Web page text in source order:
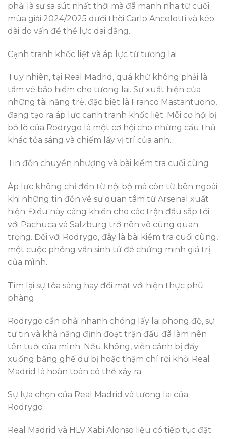
phải là sự sa sút nhất thời mà đã manh nha từ cuối
mùa giải 2024/2025 dưới thời Carlo Ancelotti và kéo
dài do vấn đề thể lực dai dẳng.
Cạnh tranh khốc liệt và áp lực từ tương lai
Tuy nhiên, tại Real Madrid, quá khứ không phải là
tấm vé bảo hiểm cho tương lai. Sự xuất hiện của
những tài năng trẻ, đặc biệt là Franco Mastantuono,
đang tạo ra áp lực cạnh tranh khốc liệt. Mỗi cơ hội bị
bỏ lỡ của Rodrygo là một cơ hội cho những cầu thủ
khác tỏa sáng và chiếm lấy vị trí của anh.
Tin đồn chuyển nhượng và bài kiểm tra cuối cùng
Áp lực không chỉ đến từ nội bộ mà còn từ bên ngoài
khi những tin đồn về sự quan tâm từ Arsenal xuất
hiện. Điều này càng khiến cho các trận đấu sắp tới
với Pachuca và Salzburg trở nên vô cùng quan
trọng. Đối với Rodrygo, đây là bài kiểm tra cuối cùng,
một cuộc phỏng vấn sinh tử để chứng minh giá trị
của mình.
Tìm lại sự tỏa sáng hay đối mặt với hiện thực phũ
phàng
Rodrygo cần phải nhanh chóng lấy lại phong độ, sự
tự tin và khả năng định đoạt trận đấu đã làm nên
tên tuổi của mình. Nếu không, viễn cảnh bị đẩy
xuống băng ghế dự bị hoặc thậm chí rời khỏi Real
Madrid là hoàn toàn có thể xảy ra.
Sự lựa chọn của Real Madrid và tương lai của
Rodrygo
Real Madrid và HLV Xabi Alonso liệu có tiếp tục đặt